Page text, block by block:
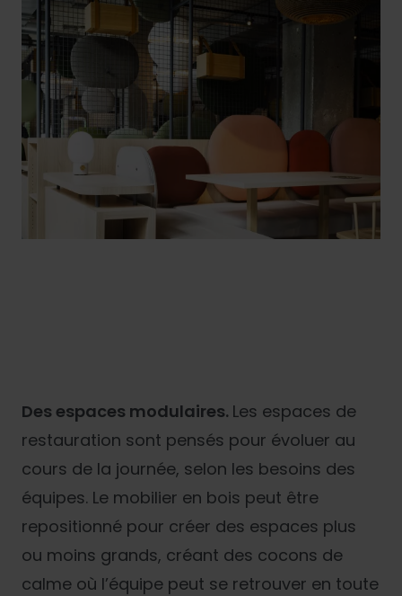
Des espaces modulaires. Les espaces de
restauration sont pensés pour évoluer au
cours de la journée, selon les besoins des
équipes. Le mobilier en bois peut être
repositionné pour créer des espaces plus
ou moins grands, créant des cocons de
calme où l’équipe peut se retrouver en toute